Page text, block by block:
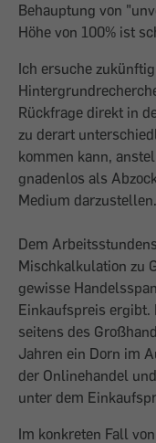
Behauptung von
Höhe von 100% ist
Ich ersuche
Rückfrage direkt in
zu derart
kommen kann,
gnadenlos als
Medium darzustellen.
Dem
Mischkalkulation zu
gewisse
Einkaufspreis
seitens des
Jahren ein Dorn im
der Onlinehandel
unter dem
Im konkreten Fall